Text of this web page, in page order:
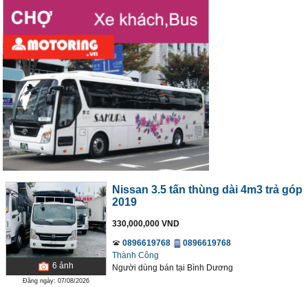
6 ảnh
Đăng ngày: 07/08/2026
Nissan 3.5 tấn thùng dài 4m3 trả góp
2019
330,000,000 VND
0896619768
0896619768
Thành Công
Người dùng bán tại Bình Dương